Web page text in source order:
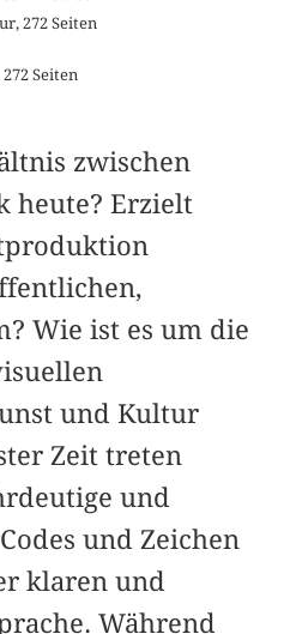
272 Seiten
272 Seiten
zwischen
heute? Erzielt
Wie ist es um die
und Kultur
Zeit treten
und
und Zeichen
klaren und
Während